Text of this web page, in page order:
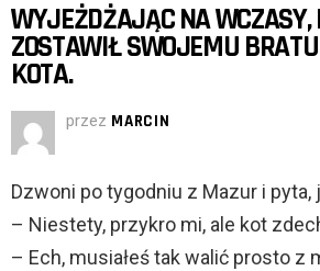
WYJEŻDŻAJĄC NA WCZASY,
ZOSTAWIŁ SWOJEMU
KOTA.
przez MARCIN
Dzwoni po tygodniu z Mazur i pyta,
– Niestety, przykro mi, ale kot
– Ech, musiałeś tak walić prosto z